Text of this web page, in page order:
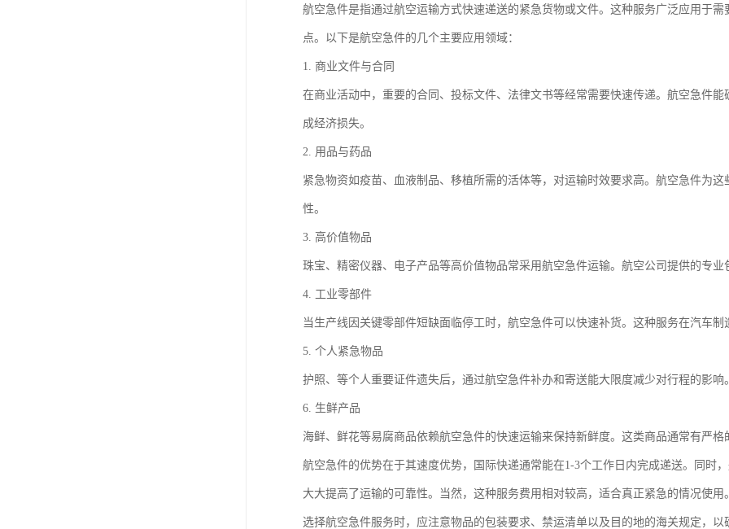
航空急件是指通过航空运输方式快速递送的紧急货物或文件。这种服务广泛应用于
点。以下是航空急件的几个主要应用领域：
1. 商业文件与合同
在商业活动中，重要的合同、投标文件、法律文书等经常需要快速传递。航空急件
成经济损失。
2. 用品与药品
紧急物资如疫苗、血液制品、移植所需的活体等，对运输时效要求高。航空急件为
性。
3. 高价值物品
珠宝、精密仪器、电子产品等高价值物品常采用航空急件运输。航空公司提供的专
4. 工业零部件
当生产线因关键零部件短缺面临停工时，航空急件可以快速补货。这种服务在汽车
5. 个人紧急物品
护照、等个人重要证件遗失后，通过航空急件补办和寄送能大限度减少对行程的影
6. 生鲜产品
海鲜、鲜花等易腐商品依赖航空急件的快速运输来保持新鲜度。这类商品通常有严格
航空急件的优势在于其速度优势，国际快递通常能在1-3个工作日内完成递送。同时
大大提高了运输的可靠性。当然，这种服务费用相对较高，适合真正紧急的情况使用
选择航空急件服务时，应注意物品的包装要求、禁运清单以及目的地的海关规定，以